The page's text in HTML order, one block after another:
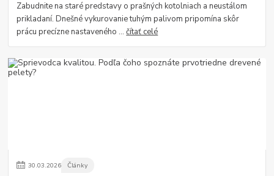
Zabudnite na staré predstavy o prašných kotolniach a neustálom
prikladaní. Dnešné vykurovanie tuhým palivom pripomína skôr
prácu precízne nastaveného ...čítať celé
30.03.2026 Články